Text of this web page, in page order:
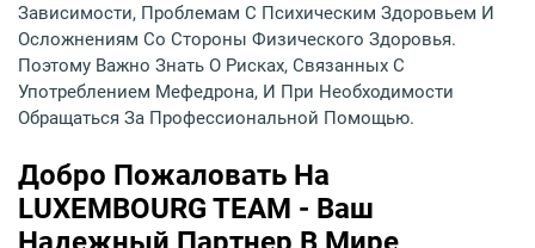
Зависимости, Проблемам С Психическим Здоровьем И
Осложнениям Со Стороны Физического Здоровья.
Поэтому Важно Знать О Рисках, Связанных С
Употреблением Мефедрона, И При Необходимости
Обращаться За Профессиональной Помощью.
Добро Пожаловать На
LUXEMBOURG TEAM - Ваш